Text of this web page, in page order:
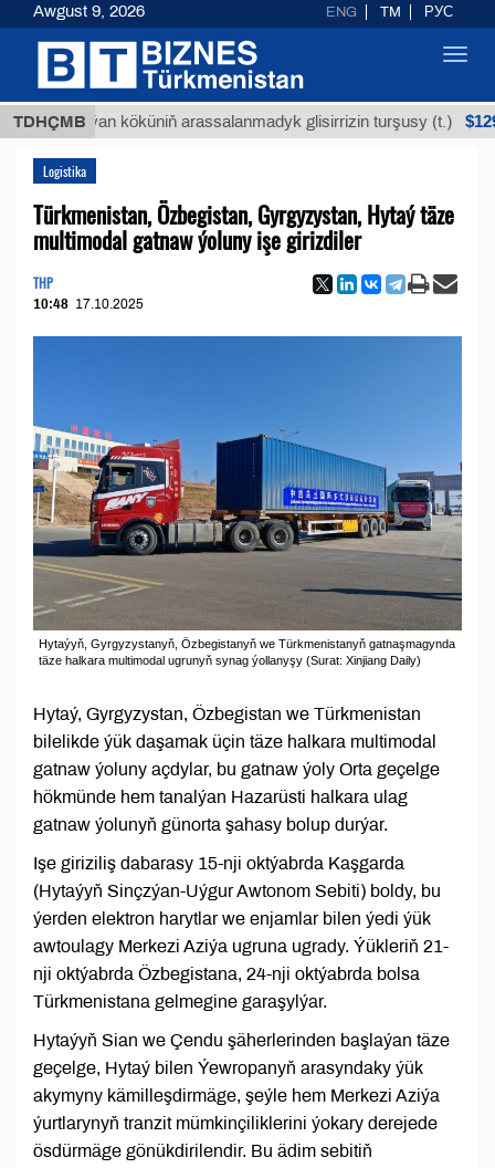
TDHÇMB
Buýan köküniň arassalanmadyk glisirrizin turşusy (t.) $12935,18
Logistika
Türkmenistan, Özbegistan, Gyrgyzystan, Hytaý täze
multimodal gatnaw ýoluny işe girizdiler
THP
10:48 17.10.2025
Hytaýyň, Gyrgyzystanyň, Özbegistanyň we Türkmenistanyň gatnaşmagynda
täze halkara multimodal ugrunyň synag ýollanyşy (Surat: Xinjiang Daily)
Hytaý, Gyrgyzystan, Özbegistan we Türkmenistan
bilelikde ýük daşamak üçin täze halkara multimodal
gatnaw ýoluny açdylar, bu gatnaw ýoly Orta geçelge
hökmünde hem tanalýan Hazarüsti halkara ulag
gatnaw ýolunyň günorta şahasy bolup durýar.
Işe giriziliş dabarasy 15-nji oktýabrda Kaşgarda
(Hytaýyň Sinçzýan-Uýgur Awtonom Sebiti) boldy, bu
ýerden elektron harytlar we enjamlar bilen ýedi ýük
awtoulagy Merkezi Aziýa ugruna ugrady. Ýükleriň 21-
nji oktýabrda Özbegistana, 24-nji oktýabrda bolsa
Türkmenistana gelmegine garaşylýar.
Hytaýyň Sian we Çendu şäherlerinden başlaýan täze
geçelge, Hytaý bilen Ýewropanyň arasyndaky ýük
akymyny kämilleşdirmäge, şeýle hem Merkezi Aziýa
ýurtlarynyň tranzit mümkinçiliklerini ýokary derejede
ösdürmäge gönükdirilendir. Bu ädim sebitiň
Awgust 9, 2026 ENG TM РУС